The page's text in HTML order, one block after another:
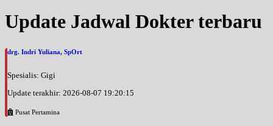
Update Jadwal Dokter terbaru
drg. Indri Yuliana, SpOrt
Spesialis: Gigi
Update terakhir: 2026-08-07 19:20:15
Pusat Pertamina